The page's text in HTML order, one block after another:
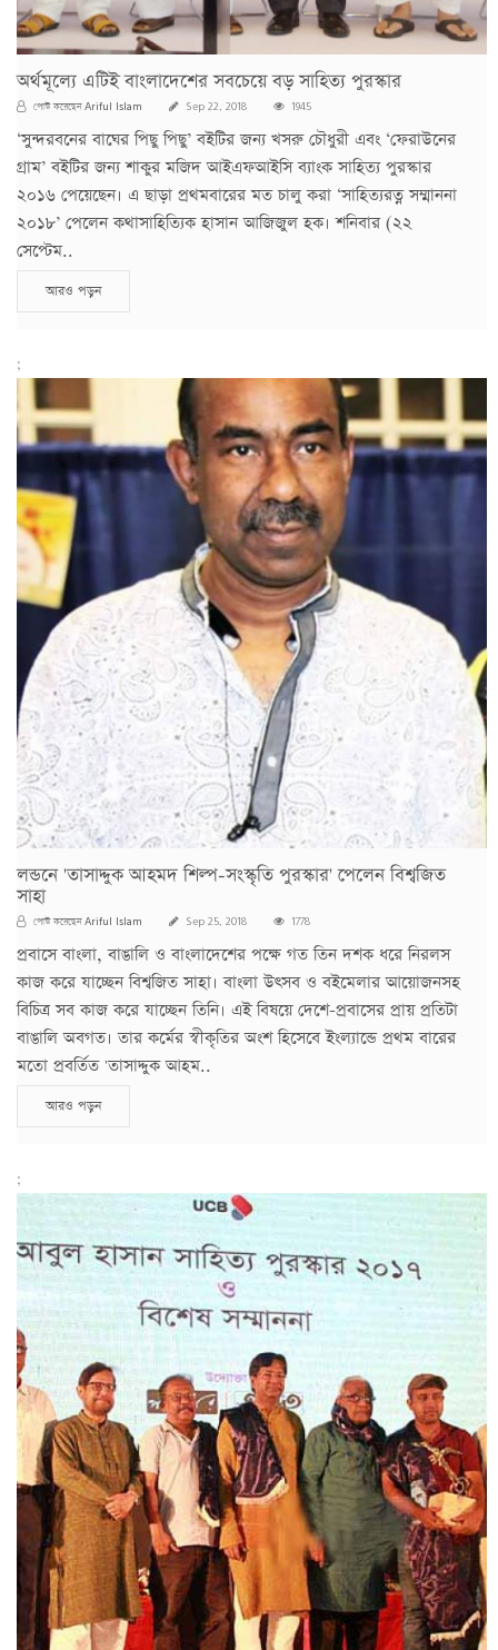
অর্থমূল্যে এটিই বাংলাদেশের সবচেয়ে বড় সাহিত্য পুরস্কার
পোস্ট করেছেনAriful Islam Sep 22, 2018 1945
‘সুন্দরবনের বাঘের পিছু পিছু’ বইটির জন্য খসরু চৌধুরী এবং ‘ফেরাউনের
গ্রাম’ বইটির জন্য শাকুর মজিদ আইএফআইসি ব্যাংক সাহিত্য পুরস্কার
২০১৬ পেয়েছেন। এ ছাড়া প্রথমবারের মত চালু করা ‘সাহিত্যরত্ন সম্মাননা
২০১৮’ পেলেন কথাসাহিত্যিক হাসান আজিজুল হক। শনিবার (২২
সেপ্টেম..
আরও পড়ুন
;
লন্ডনে 'তাসাদ্দুক আহমদ শিল্প-সংস্কৃতি পুরস্কার' পেলেন বিশ্বজিত
সাহা
পোস্ট করেছেনAriful Islam Sep 25, 2018 1778
প্রবাসে বাংলা, বাঙালি ও বাংলাদেশের পক্ষে গত তিন দশক ধরে নিরলস
কাজ করে যাচ্ছেন বিশ্বজিত সাহা। বাংলা উৎসব ও বইমেলার আয়োজনসহ
বিচিত্র সব কাজ করে যাচ্ছেন তিনি। এই বিষয়ে দেশে-প্রবাসের প্রায় প্রতিটা
বাঙালি অবগত। তার কর্মের স্বীকৃতির অংশ হিসেবে ইংল্যান্ডে প্রথম বারের
মতো প্রবর্তিত 'তাসাদ্দুক আহম..
আরও পড়ুন
;